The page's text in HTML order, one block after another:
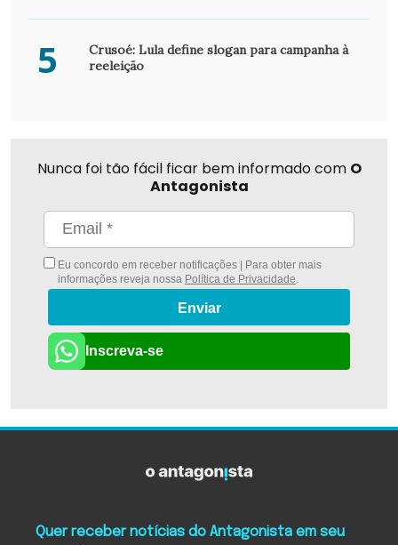
5
Crusoé: Lula define slogan para campanha à
reeleição
Nunca foi tão fácil ficar bem informado com O
Antagonista
Eu concordo em receber notificações | Para obter mais
informações reveja nossa Política de Privacidade
Enviar
Inscreva-se
Quer receber notícias do Antagonista em seu